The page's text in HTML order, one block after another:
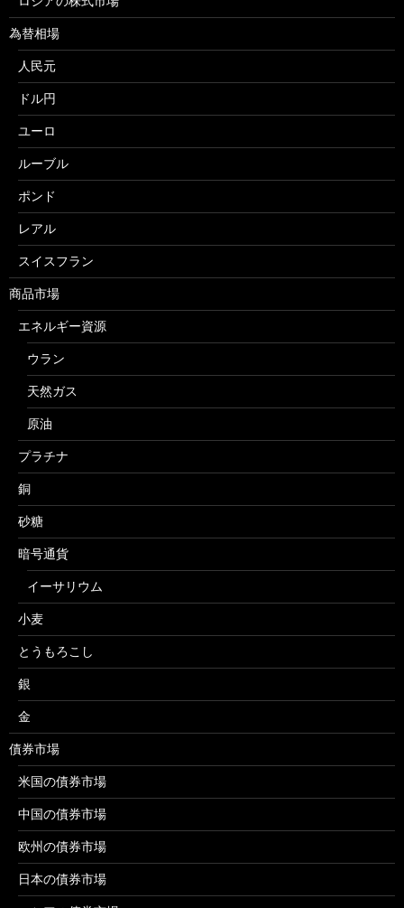
為替相場
人民元
ドル円
ユーロ
ルーブル
ポンド
レアル
スイスフラン
商品市場
エネルギー資源
ウラン
天然ガス
原油
プラチナ
銅
砂糖
暗号通貨
イーサリウム
小麦
とうもろこし
銀
金
債券市場
米国の債券市場
中国の債券市場
欧州の債券市場
日本の債券市場